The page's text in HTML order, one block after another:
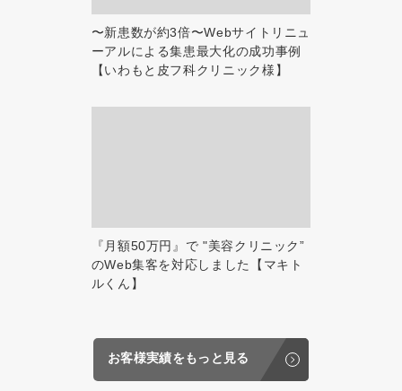
〜新患数が約3倍〜Webサイトリニュ
ーアルによる集患最大化の成功事例
【いわもと皮フ科クリニック様】
『月額50万円』で "美容クリニック”
のWeb集客を対応しました【マキト
ルくん】
お客様実績をもっと見る